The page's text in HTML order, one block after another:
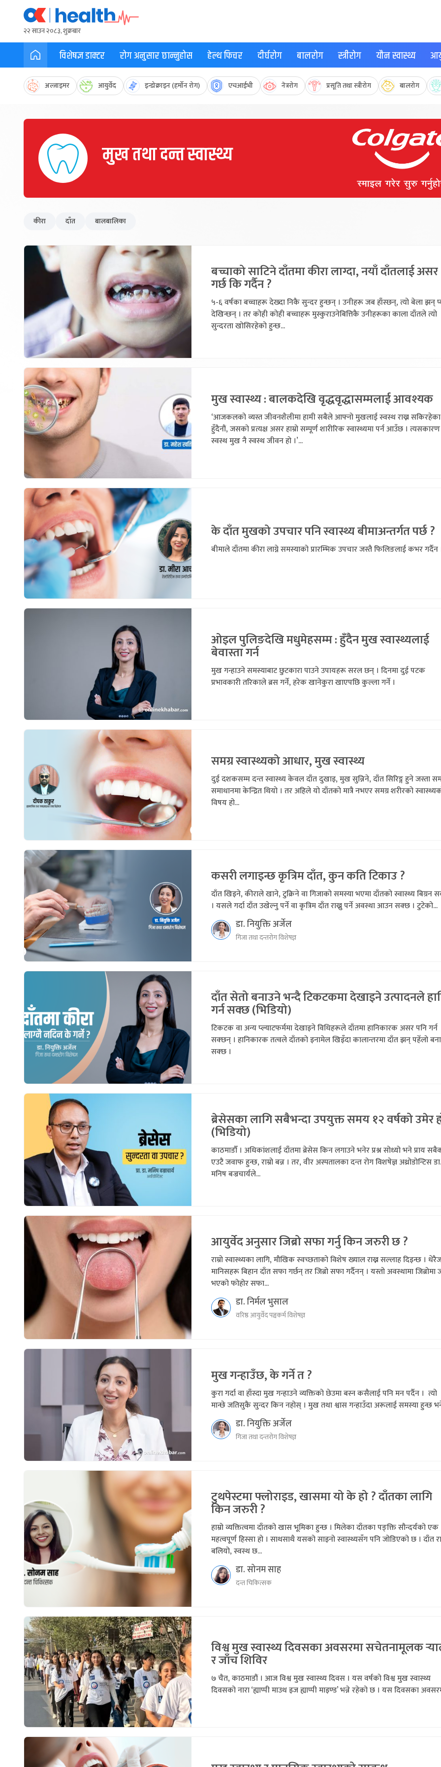
२२ साउन २०८३, शुक्रबार
विशेषज्ञ डाक्टर रोग अनुसार छान्नुहोस हेल्थ फिचर दीर्घरोग बालरोग स्त्रीरोग यौन स्वास्थ्य
अल्जाइमर आयुर्वेद इन्डोक्राइन (हर्मोन रोग) एचआईभी नेत्ररोग प्रसूति तथा स्त्रीरोग बालरोग
मुख तथा दन्त स्वास्थ्य
कीरा दाँत बालबालिका
बच्चाको साटिने दाँतमा कीरा लाग्दा, नयाँ दाँतलाई असर
गर्छ कि गर्दैन ?
५-६ वर्षका बच्चाहरू देख्दा निकै सुन्दर हुन्छन् । उनीहरू जब हाँस्छन्, त्यो बेला झन्
देखिन्छन् । तर कोही कोही बच्चाहरू मुस्कुराउनेबित्तिकै उनीहरूका काला दाँतले त्यो
सुन्दरता खोसिरहेको हुन्छ...
मुख स्वास्थ्य : बालकदेखि वृद्धवृद्धासम्मलाई आवश्यक
‘आजकलको व्यस्त जीवनशैलीमा हामी सबैले आफ्नो मुखलाई स्वस्थ राख्न सकिरहेका
हुँदैनौं, जसको प्रत्यक्ष असर हाम्रो सम्पूर्ण शारीरिक स्वास्थ्यमा पर्न आउँछ । त्यसकारण
स्वस्थ मुख नै स्वस्थ जीवन हो ।’...
के दाँत मुखको उपचार पनि स्वास्थ्य बीमाअन्तर्गत पर्छ ?
बीमाले दाँतमा कीरा लाग्ने समस्याको प्रारम्भिक उपचार जस्तै फिलिङलाई कभर गर्दैन
ओइल पुलिङदेखि मधुमेहसम्म : हुँदैन मुख स्वास्थ्यलाई
बेवास्ता गर्न
मुख गन्हाउने समस्याबाट छुटकारा पाउने उपायहरू सरल छन् । दिनमा दुई पटक
प्रभावकारी तरिकाले ब्रस गर्ने, हरेक खानेकुरा खाएपछि कुल्ला गर्ने ।
समग्र स्वास्थ्यको आधार, मुख स्वास्थ्य
दुई दशकसम्म दन्त स्वास्थ्य केवल दाँत दुखाइ, मुख सुन्निने, दाँत सिरिङ्ग हुने जस्ता
समाधानमा केन्द्रित थियो । तर अहिले यो दाँतको मात्रै नभएर समग्र शरीरको
विषय हो...
कसरी लगाइन्छ कृत्रिम दाँत, कुन कति टिकाउ ?
दाँत खिइने, कीराले खाने, टुक्रिने वा गिजाको समस्या भएमा दाँतको स्वास्थ्य बिग्रन
। यसले गर्दा दाँत उखेल्नु पर्ने वा कृत्रिम दाँत राख्नु पर्ने अवस्था आउन सक्छ । टुटेको...
डा. नियुक्ति अर्जेल
गिजा तथा दन्तरोग विशेषज्ञ
दाँत सेतो बनाउने भन्दै टिकटकमा देखाइने उत्पादनले
गर्न सक्छ (भिडियो)
टिकटक वा अन्य प्ल्याटफर्ममा देखाइने विधिहरूले दाँतमा हानिकारक असर पनि गर्न
सक्छन् । हानिकारक तत्वले दाँतको इनामेल खिइँदा कालान्तरमा दाँत झन् पहेँलो
सक्छ ।
ब्रेसेसका लागि सबैभन्दा उपयुक्त समय १२ वर्षको उमेर
(भिडियो)
काठमाडौँ । अधिकांशलाई दाँतमा ब्रेसेस किन लगाउने भनेर प्रश्न सोध्यो भने प्राय
एउटै जवाफ हुन्छ, राम्रो बन्न । तर, वीर अस्पतालका दन्त रोग विशषेज्ञ अथ्रोडोन्टिस डा.
मनिष बज्रचार्यले...
आयुर्वेद अनुसार जिब्रो सफा गर्नु किन जरुरी छ ?
राम्रो स्वास्थ्यका लागि, मौखिक स्वच्छताको विशेष ख्याल राख्न सल्लाह दिइन्छ ।
मानिसहरू बिहान दाँत सफा गर्छन् तर जिब्रो सफा गर्दैनन् । यस्तो अवस्थामा जिब्रोमा
भएको फोहोर सफा...
डा. निर्मल भुसाल
वरिष्ठ आयुर्वेद पञ्चकर्म विशेषज्ञ
मुख गन्हाउँछ, के गर्ने त ?
कुरा गर्दा वा हाँस्दा मुख गन्हाउने व्यक्तिको छेउमा बस्न कसैलाई पनि मन पर्दैन । त्यो
मान्छे जतिसुकै सुन्दर किन नहोस् । मुख तथा श्वास गन्हाउँदा अरूलाई समस्या हुन्छ
डा. नियुक्ति अर्जेल
गिजा तथा दन्तरोग विशेषज्ञ
टुथपेस्टमा फ्लोराइड, खासमा यो के हो ? दाँतका लागि
किन जरुरी ?
हाम्रो व्यक्तित्वमा दाँतको खास भूमिका हुन्छ । मिलेका दाँतका पङ्क्ति सौन्दर्यको एक
महत्वपूर्ण हिस्सा हो । साथसाथै यसको साइनो स्वास्थ्यसँग पनि जोडिएको छ । दाँत
बलियो, स्वस्थ छ...
डा. सोनम साह
दन्त चिकित्सक
विश्व मुख स्वास्थ्य दिवसका अवसरमा सचेतनामूलक
र जाँच शिविर
७ चैत, काठमाडौं । आज विश्व मुख स्वास्थ्य दिवस । यस वर्षको विश्व मुख स्वास्थ्य
दिवसको नारा ‘ह्याप्पी माउथ इज ह्याप्पी माइण्ड’ भन्ने रहेको छ । यस दिवसका